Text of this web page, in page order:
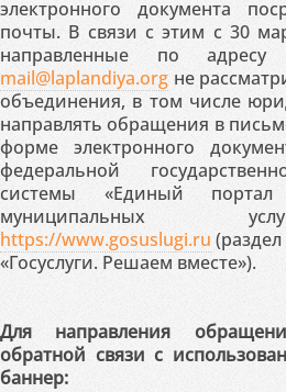
электронного документа
почты. В связи с этим с 30
направленные по адресу
mail@laplandiya.org не
объединения, в том числе
направлять обращения в
форме электронного
федеральной
системы «Единый портал
муниципальных
https://www.gosuslugi.ru
«Госуслуги. Решаем вместе»).
Для направления
обратной связи с
баннер: